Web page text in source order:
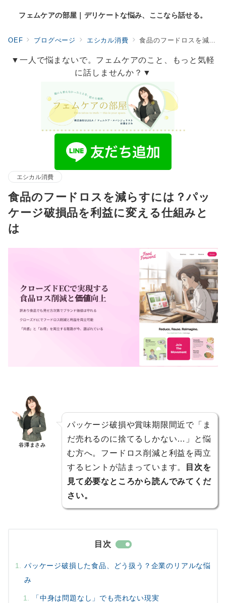
フェムケアの部屋｜デリケートな悩み、ここなら話せる。
OEF ブログぺージ エシカル消費 食品のフードロスを減らすには？パッケージ破損品を利益に変える仕組みとは
▼一人で悩まないで。フェムケアのこと、もっと気軽
に話しませんか？▼
エシカル消費
食品のフードロスを減らすには？パッ
ケージ破損品を利益に変える仕組みと
は
谷澤まさみ
パッケージ破損や賞味期限間近で「ま
だ売れるのに捨てるしかない…」と悩
む方へ。フードロス削減と利益を両立
するヒントが詰まっています。
目次を
見て必要なところから読んでみてくだ
さい。
目次
パッケージ破損した食品、どう扱う？企業のリアルな悩
み
「中身は問題なし」でも売れない現実